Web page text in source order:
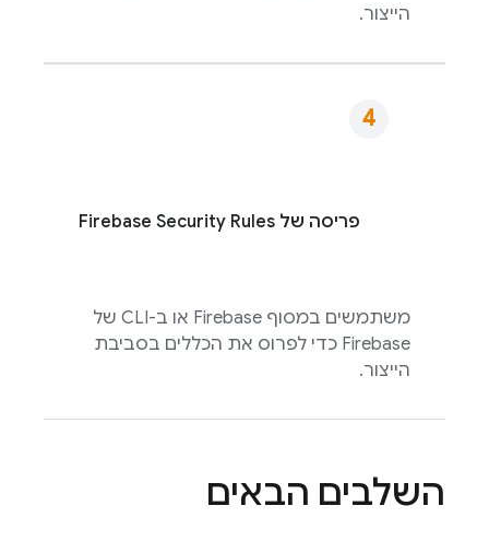
הייצור.
פריסה של Firebase Security Rules
משתמשים במסוף Firebase או ב-CLI של
Firebase כדי לפרוס את הכללים בסביבת
הייצור.
השלבים הבאים